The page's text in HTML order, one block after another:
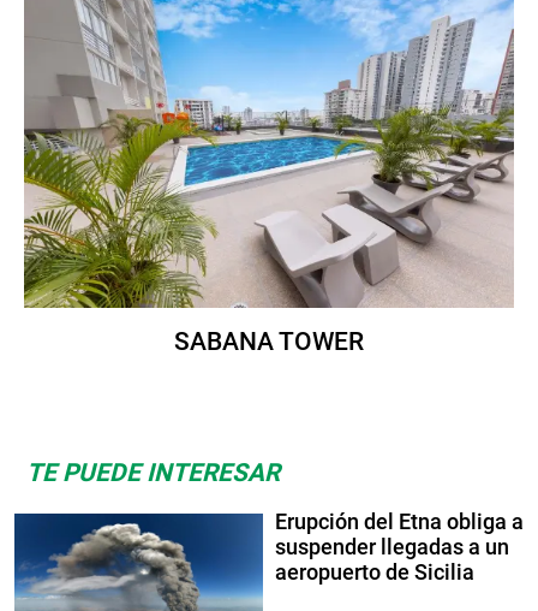
SABANA TOWER
TE PUEDE INTERESAR
Erupción del Etna obliga a
suspender llegadas a un
aeropuerto de Sicilia